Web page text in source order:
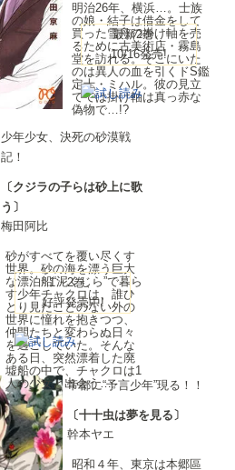
明治26年、横浜…。士族
の娘・結子は借金をして
買った雪舟の掛け軸を売
るために古美術店・霧島
堂を訪れる。そこにいた
のは異人の血を引くドS鑑
定士・ミハル。彼の見立
てでは掛け軸は真っ赤な
偽物で…!?
最新2巻、
10/16発売!
少年少女、決死の砂漠戦
記！
〔クジラの子らは砂上に歌
う〕
梅田阿比
砂がすべてを覆い尽くす
世界。砂の海を漂う巨大
な漂泊船“泥くじら”で暮ら
す少年チャクロは、誰ひ
とり見たことのない外の
世界に憧れを抱きつつ、
仲間たちと変わらぬ日々
を過ごしていた。そんな
ある日、突然漂着した廃
墟船の中で、チャクロは1
人の少女と出会う…。
1・2巻、
好評発売中!
帝都に“予言少年”現る！！
〔十十虫は夢を見る〕
幹本ヤエ
昭和４年、東京は本郷區